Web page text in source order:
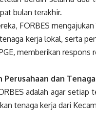
bulan terakhir.
FORBES
kerja lokal, serta
memberikan
Perusahaan dan
adalah agar setiap
tenaga kerja dari